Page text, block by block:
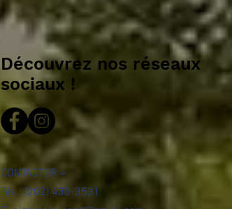
Découvrez nos réseaux
sociaux !
CONTACTER >
Tél. : (202) 430-3531